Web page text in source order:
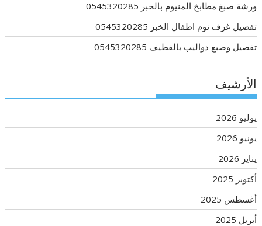
ورشة صبغ مطابخ المنيوم بالخبر 0545320285
تفصيل غرف نوم اطفال الخبر 0545320285
تفصيل وصبغ دواليب بالقطيف 0545320285
الأرشيف
يوليو 2026
يونيو 2026
يناير 2026
أكتوبر 2025
أغسطس 2025
أبريل 2025